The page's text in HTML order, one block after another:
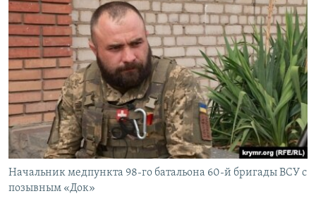
Начальник медпункта 98-го батальона 60-й бригады ВСУ с
позывным «Док»